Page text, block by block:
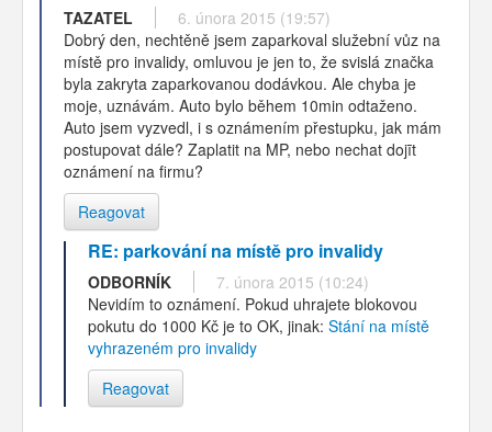
TAZATEL
6. února 2015 (19:57)
Dobrý den, nechtěně jsem zaparkoval služební vůz na
místě pro invalidy, omluvou je jen to, že svislá značka
byla zakryta zaparkovanou dodávkou. Ale chyba je
moje, uznávám. Auto bylo během 10min odtaženo.
Auto jsem vyzvedl, i s oznámením přestupku, jak mám
postupovat dále? Zaplatit na MP, nebo nechat dojīt
oznámení na firmu?
Reagovat
RE: parkování na místě pro invalidy
ODBORNÍK
7. února 2015 (10:24)
Nevidím to oznámení. Pokud uhrajete blokovou
pokutu do 1000 Kč je to OK, jinak: Stání na místě
vyhrazeném pro invalidy
Reagovat